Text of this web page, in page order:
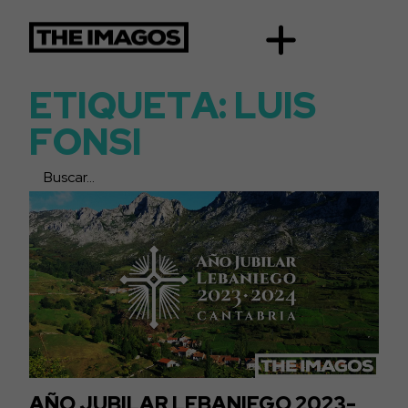
ETIQUETA: LUIS
FONSI